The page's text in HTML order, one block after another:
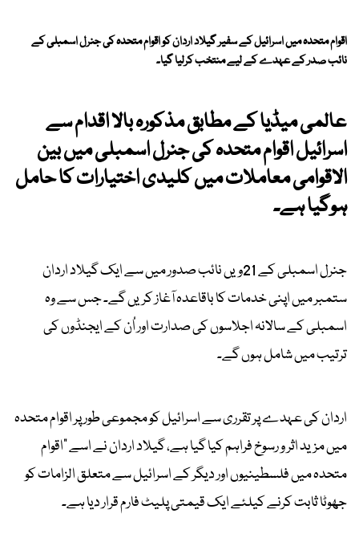
اقوام متحدہ میں اسرائیل کے سفیر گیلاد اردان کو اقوام متحدہ کی جنرل اسمبلی کے
نائب صدر کے عہدے کے لیے منتخب کرلیا گیا۔
عالمی میڈیا کے مطابق مذکورہ بالا اقدام سے
اسرائیل اقوام متحدہ کی جنرل اسمبلی میں بین
الاقوامی معاملات میں کلیدی اختیارات کا حامل
ہوگیا ہے۔
جنرل اسمبلی کے 21ویں نائب صدور میں سے ایک گیلاد اردان
ستمبر میں اپنی خدمات کا باقاعدہ آغاز کریں گے۔ جس سے وہ
اسمبلی کے سالانہ اجلاسوں کی صدارت اور اُن کے ایجنڈوں کی
ترتیب میں شامل ہوں گے۔
اردان کی عہدے پر تقرری سے اسرائیل کو مجموعی طور پر اقوام متحدہ
میں مزید اثر و رسوخ فراہم کیا گیا ہے، گیلاد اردان نے اسے "اقوام
متحدہ میں فلسطینیوں اور دیگر کے اسرائیل سے متعلق الزامات کو
جھوٹا ثابت کرنے کیلئے ایک قیمتی پلیٹ فارم قرار دیا ہے۔